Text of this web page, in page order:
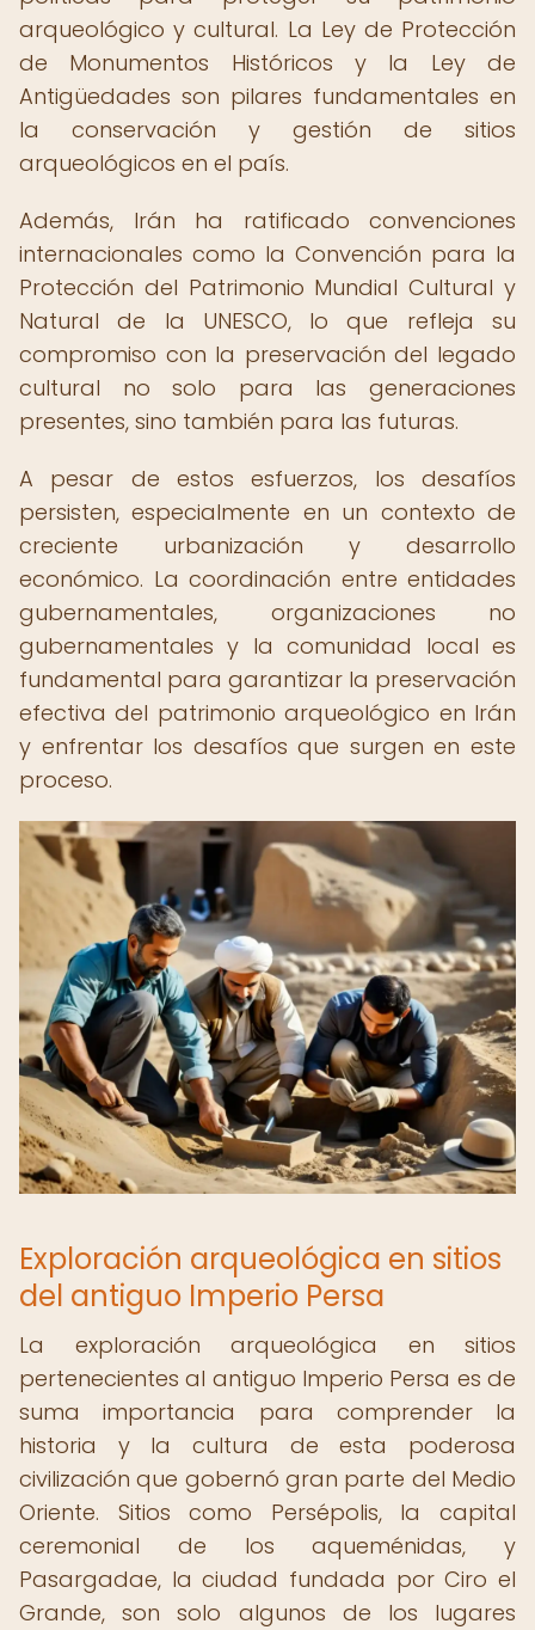
arqueológico y cultural. La Ley de Protección
de Monumentos Históricos y la Ley de
Antigüedades son pilares fundamentales en
la conservación y gestión de sitios
arqueológicos en el país.
Además, Irán ha ratificado convenciones
internacionales como la Convención para la
Protección del Patrimonio Mundial Cultural y
Natural de la UNESCO, lo que refleja su
compromiso con la preservación del legado
cultural no solo para las generaciones
presentes, sino también para las futuras.
A pesar de estos esfuerzos, los desafíos
persisten, especialmente en un contexto de
creciente urbanización y desarrollo
económico. La coordinación entre entidades
gubernamentales, organizaciones no
gubernamentales y la comunidad local es
fundamental para garantizar la preservación
efectiva del patrimonio arqueológico en Irán
y enfrentar los desafíos que surgen en este
proceso.
Exploración arqueológica en sitios
del antiguo Imperio Persa
La exploración arqueológica en sitios
pertenecientes al antiguo Imperio Persa es de
suma importancia para comprender la
historia y la cultura de esta poderosa
civilización que gobernó gran parte del Medio
Oriente. Sitios como Persépolis, la capital
ceremonial de los aqueménidas, y
Pasargadae, la ciudad fundada por Ciro el
Grande, son solo algunos de los lugares